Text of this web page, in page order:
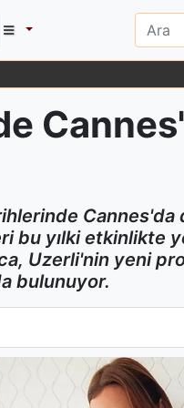
bu yılki etkinlikte
Uzerli'nin yeni
bulunuyor.